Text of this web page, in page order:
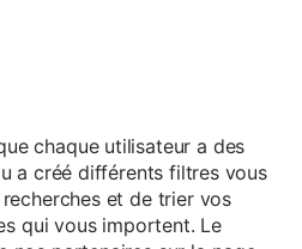
chaque utilisateur a des
a créé différents filtres vous
et de trier vos
qui vous importent. Le